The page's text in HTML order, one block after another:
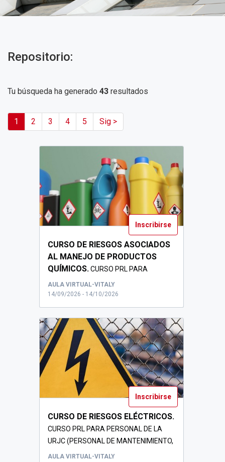
Repositorio:
Tu búsqueda ha generado 43 resultados
1 2 3 4 5 Sig >
Inscribirse
CURSO DE RIESGOS ASOCIADOS
AL MANEJO DE PRODUCTOS
QUÍMICOS.CURSO PRL PARA
PERSONAL DE LA URJC
AULA VIRTUAL-VITALY
14/09/2026 - 14/10/2026
Inscribirse
CURSO DE RIESGOS ELÉCTRICOS.
CURSO PRL PARA PERSONAL DE LA
URJC (PERSONAL DE MANTENIMIENTO,
P...
AULA VIRTUAL-VITALY